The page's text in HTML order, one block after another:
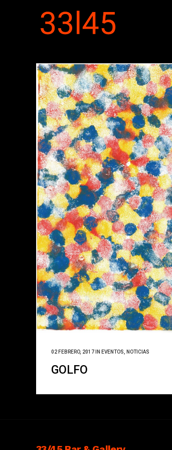
02 FEBRERO, 2017 IN EVENTOS NOTICIAS
GOLFO